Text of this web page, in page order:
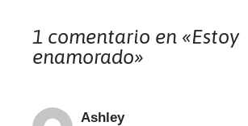
1 comentario en «Estoy
enamorado»
Ashley